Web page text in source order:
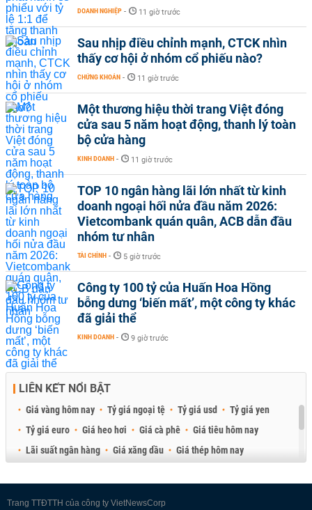
DOANH NGHIỆP - 11 giờ trước
Sau nhịp điều chỉnh mạnh, CTCK nhìn
thấy cơ hội ở nhóm cổ phiếu nào?
CHỨNG KHOÁN - 11 giờ trước
Một thương hiệu thời trang Việt đóng
cửa sau 5 năm hoạt động, thanh lý toàn
bộ cửa hàng
KINH DOANH - 11 giờ trước
TOP 10 ngân hàng lãi lớn nhất từ kinh
doanh ngoại hối nửa đầu năm 2026:
Vietcombank quán quân, ACB dẫn đầu
nhóm tư nhân
TÀI CHÍNH - 5 giờ trước
Công ty 100 tỷ của Huấn Hoa Hồng
bỗng dưng ‘biến mất’, một công ty khác
đã giải thể
KINH DOANH - 9 giờ trước
LIÊN KẾT NỔI BẬT
Giá vàng hôm nay Tỷ giá ngoại tệ Tỷ giá usd
Tỷ giá yen
Tỷ giá euro
Giá heo hơi Giá cà phê
Giá tiêu hôm nay
Lãi suất ngân hàng
Giá xăng dầu
Giá thép hôm nay
Trang TTĐTTH của công ty VietNewsCorp